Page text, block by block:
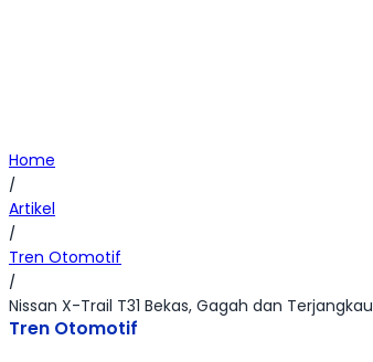
Home
/
Artikel
/
Tren Otomotif
/
Nissan X-Trail T31 Bekas, Gagah dan Terjangkau
Tren Otomotif